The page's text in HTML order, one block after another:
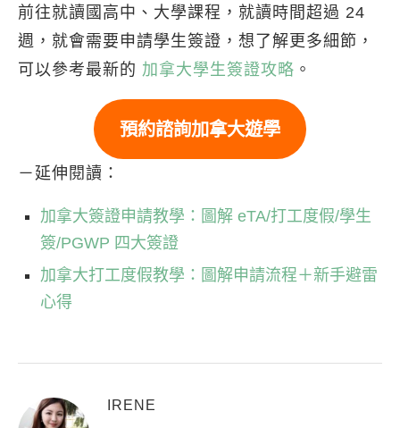
前往就讀國高中、大學課程，就讀時間超過 24
週，就會需要申請學生簽證，想了解更多細節，
可以參考最新的 加拿大學生簽證攻略 。
預約諮詢加拿大遊學
－延伸閱讀：
加拿大簽證申請教學：圖解 eTA/打工度假/學生
簽/PGWP 四大簽證
加拿大打工度假教學：圖解申請流程＋新手避雷
心得
IRENE